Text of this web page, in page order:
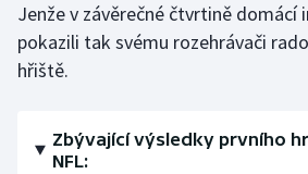
Jenže v závěrečné čtvrtině domácí
pokazili tak svému rozehrávači
hřiště.
Zbývající výsledky prvního
NFL: